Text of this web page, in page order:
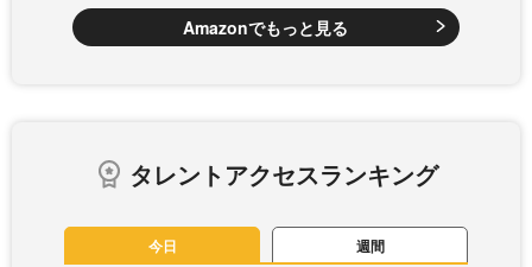
Amazonでもっと見る
タレントアクセスランキング
今日 週間